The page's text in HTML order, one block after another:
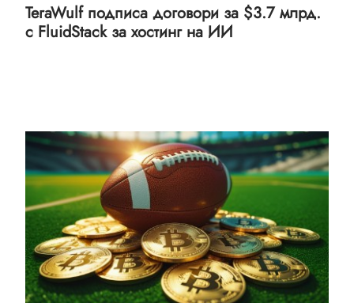
TeraWulf подписа договори за $3.7 млрд.
с FluidStack за хостинг на ИИ